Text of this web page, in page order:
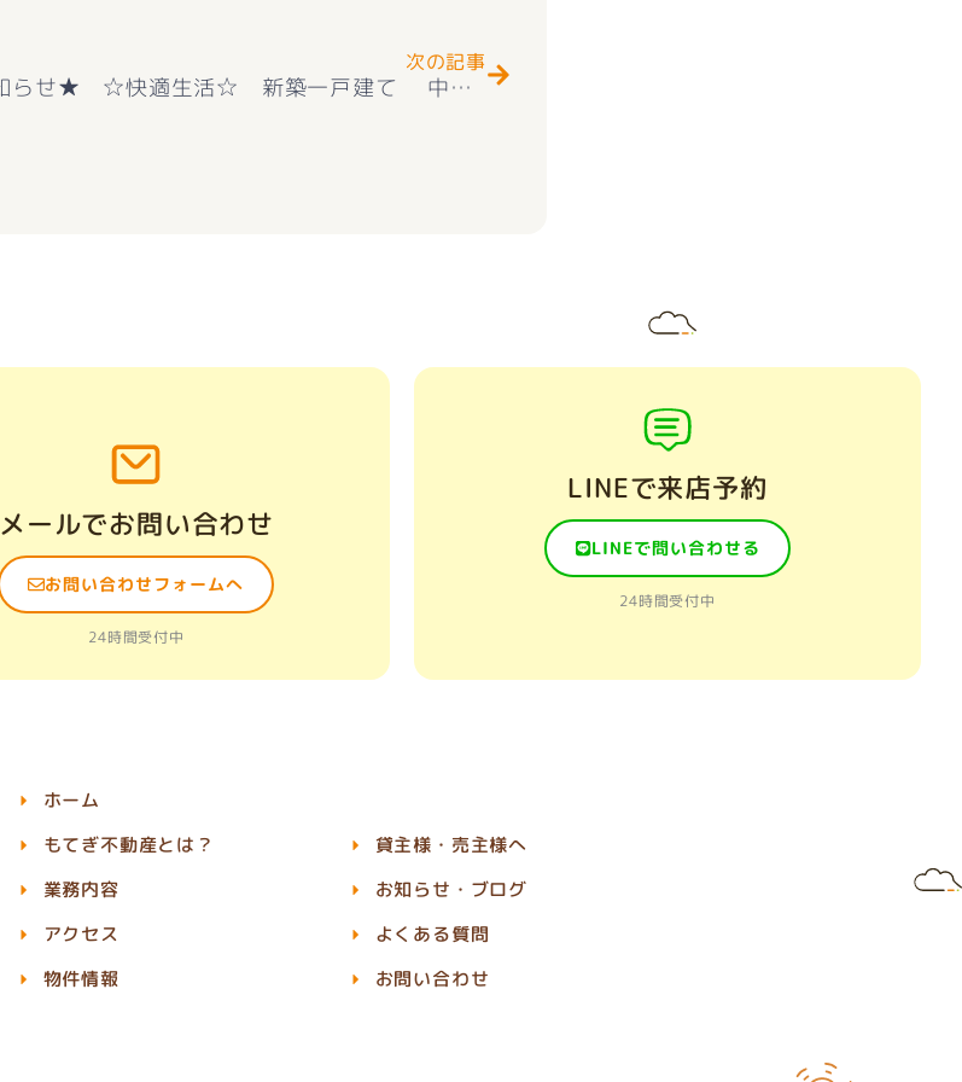
次の記事
★お知らせ★ ☆快適生活☆ 新築一戸建て 中央市東花輪 全1棟 長期優良住宅＋住宅性能評価Ｗ取得＋耐震等級3取得 新築建売住宅 1号 ４ＬＤＫ 外構付きオール電化
メールでお問い合わせ
お問い合わせフォームへ
24時間受付中
LINEで来店予約
LINEで問い合わせる
24時間受付中
ホーム
もてぎ不動産とは？
業務内容
アクセス
物件情報
貸主様・売主様へ
お知らせ・ブログ
よくある質問
お問い合わせ